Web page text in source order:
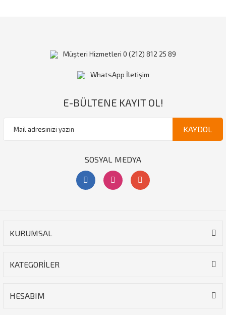
KURUMSAL
KATEGORİLER
HESABIM
Müşteri Hizmetleri 0 (212) 812 25 89
WhatsApp İletişim
E-BÜLTENE KAYIT OL!
KAYDOL
SOSYAL MEDYA